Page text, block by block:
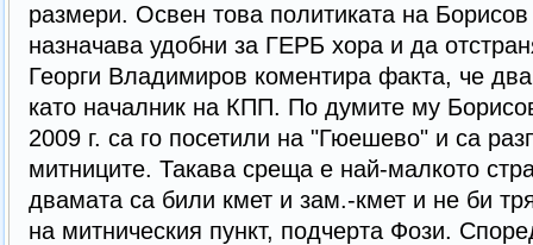
размери. Освен това политиката на
назначава удобни за ГЕРБ хора и да
Георги Владимиров коментира факта, че
като началник на КПП. По думите му
2009 г. са го посетили на "Гюешево" и са
митниците. Такава среща е най-малкото
двамата са били кмет и зам.-кмет и не би
на митническия пункт, подчерта Фози.